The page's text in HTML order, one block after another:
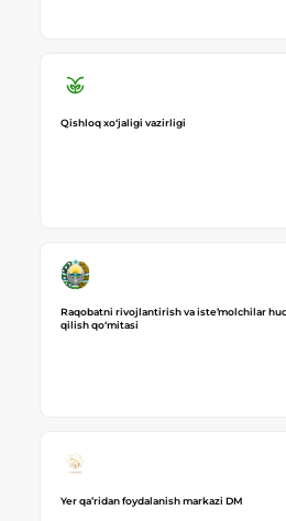
Qishloq xo‘jaligi vazirligi
Raqobatni rivojlantirish va isteʼmolchilar
qilish qoʻmitasi
Yer qa’ridan foydalanish markazi DM